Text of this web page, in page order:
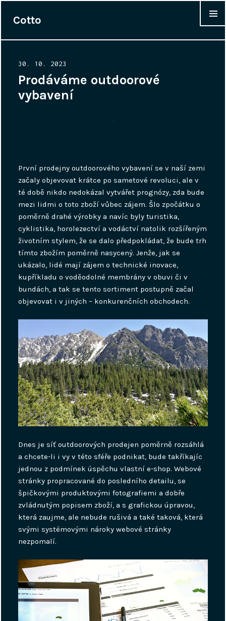
Cotto
Posted
on
30. 10. 2023
Prodáváme outdoorové
vybavení
První prodejny outdoorového vybavení se v naší zemi
začaly objevovat krátce po sametové revoluci, ale v
té době nikdo nedokázal vytvářet prognózy, zda bude
mezi lidmi o toto zboží vůbec zájem. Šlo zpočátku o
poměrně drahé výrobky a navíc byly turistika,
cyklistika, horolezectví a vodáctví natolik rozšířeným
životním stylem, že se dalo předpokládat, že bude trh
tímto zbožím poměrně nasycený. Jenže, jak se
ukázalo, lidé mají zájem o technické inovace,
kupříkladu o voděodolné membrány v obuvi či v
bundách, a tak se tento sortiment postupně začal
objevovat i v jiných – konkurenčních obchodech.
Dnes je síť outdoorových prodejen poměrně rozsáhlá
a chcete-li i vy v této sféře podnikat, bude takříkajíc
jednou z podmínek úspěchu vlastní e-shop. Webové
stránky propracované do posledního detailu, se
špičkovými produktovými fotografiemi a dobře
zvládnutým popisem zboží, a s grafickou úpravou,
která zaujme, ale nebude rušivá a také taková, která
svými systémovými nároky webové stránky
nezpomalí.